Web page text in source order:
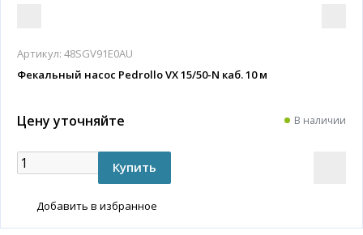
Артикул: 48SGV91E0AU
Фекальный насос Pedrollo VX 15/50-N каб. 10 м
Цену уточняйте В наличии
Добавить в избранное